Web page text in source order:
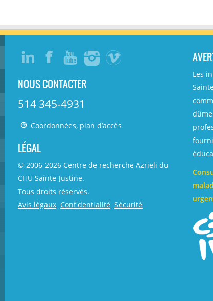
NOUS CONTACTER
514 345-4931
Coordonnées, plan d’accès
LÉGAL
© 2006-2026Centre de recherche Azrieli du
CHU Sainte-Justine.
Tous droits réservés.
Avis légaux Confidentialité Sécurité
Les